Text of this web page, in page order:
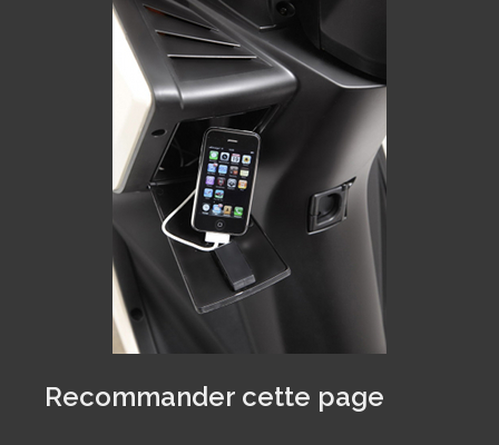
Recommander cette page